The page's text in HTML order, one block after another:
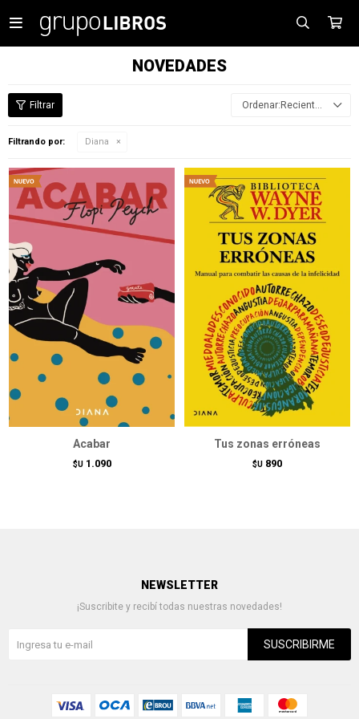

NOVEDADES
Recientes
Filtrando por: Diana
Acabar
$U 1.090
Tus zonas erróneas
$U 890
NEWSLETTER
¡Suscribite y recibí todas nuestras novedades!
SUSCRIBIRME